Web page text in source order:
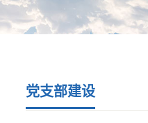
党支部建设